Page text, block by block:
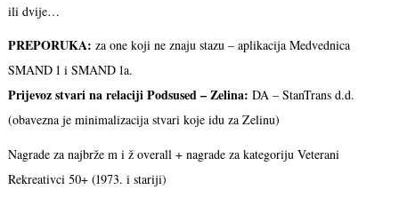
ili dvije…
PREPORUKA: za one koji ne znaju stazu – aplikacija Medvednica
SMAND 1 i SMAND 1a.
Prijevoz stvari na relaciji Podsused – Zelina: DA – StanTrans d.d.
(obavezna je minimalizacija stvari koje idu za Zelinu)
Nagrade za najbrže m i ž overall + nagrade za kategoriju Veterani
Rekreativci 50+ (1973. i stariji)